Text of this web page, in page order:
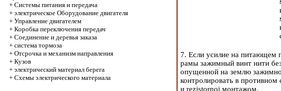
+ Системы питания и передача
+ электрическое Оборудование двигателя
+ Управление двигателем
+ Коробка переключения передач
+ Соединение и деревья заказа
+ система тормоза
+ Отсрочка и механизм направления
+ Кузов
+ электрический материал берега
+ Схемы электрического материала
7. Если усилие на питающем
рамы зажимный винт нити
опущенной на землю
контролировать в
и rezistornoj монтажом.